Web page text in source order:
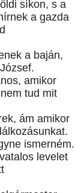
síkon, s a
a gazda
a baján,
amikor
tud mit
ám amikor
ismerném.
levelet